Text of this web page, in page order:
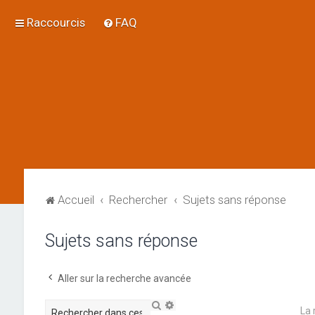
Raccourcis FAQ
Accueil Rechercher Sujets sans réponse
Sujets sans réponse
Aller sur la recherche avancée
R
La